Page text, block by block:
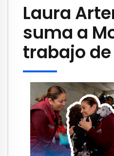
Laura
suma a
trabajo